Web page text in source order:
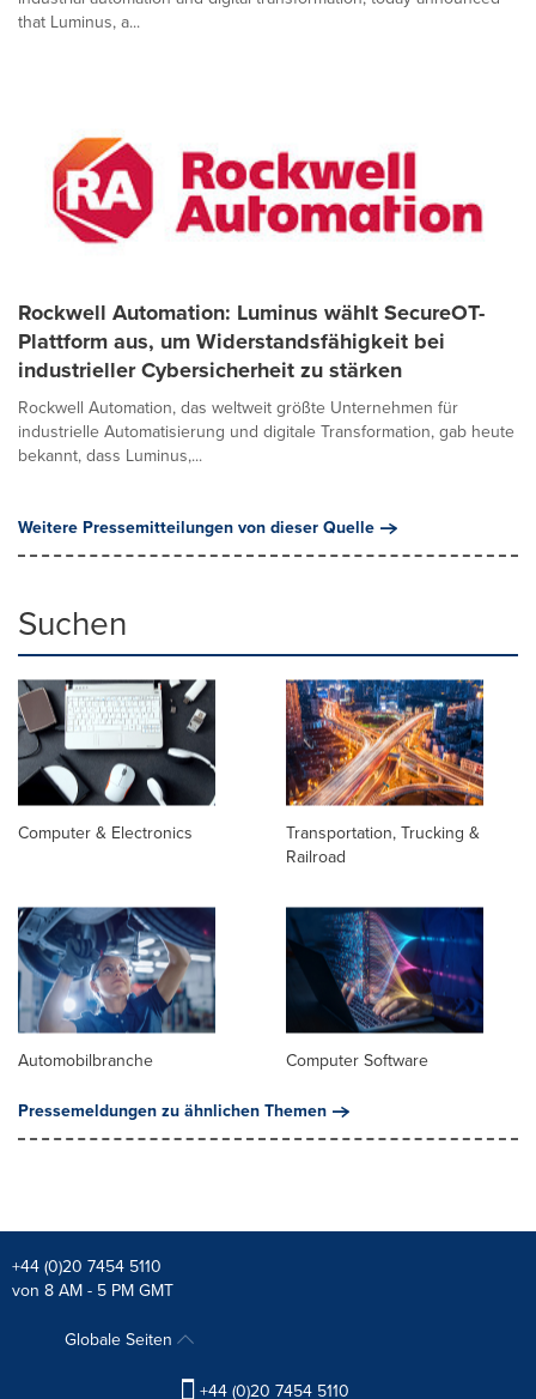
that Luminus, a...
Rockwell Automation: Luminus wählt SecureOT-
Plattform aus, um Widerstandsfähigkeit bei
industrieller Cybersicherheit zu stärken
Rockwell Automation, das weltweit größte Unternehmen für
industrielle Automatisierung und digitale Transformation, gab heute
bekannt, dass Luminus,...
Weitere Pressemitteilungen von dieser Quelle
Suchen
Computer & Electronics
Transportation, Trucking &
Railroad
Automobilbranche
Computer Software
Pressemeldungen zu ähnlichen Themen
+44 (0)20 7454 5110
von 8 AM - 5 PM GMT
Globale Seiten
+44 (0)20 7454 5110